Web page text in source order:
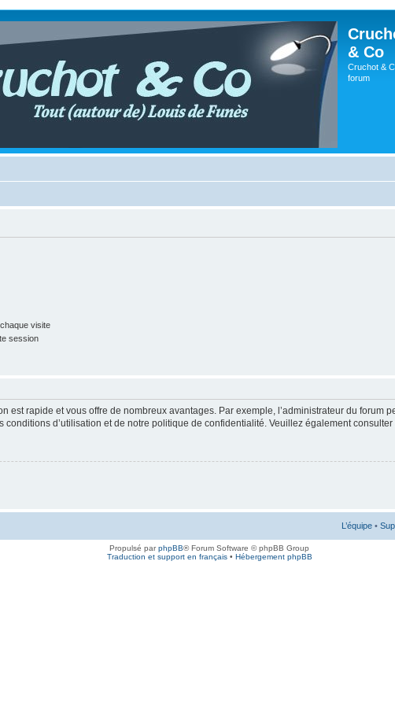
& Co
Cruchot &
forum
visite
session
est rapide et vous offre de nombreux avantages. Par exemple, l’administrateur du
d’utilisation et de notre politique de confidentialité. Veuillez également
L’équipe •
Propulsé parphpBB® Forum Software © phpBB Group
Traduction et support en français• Hébergement phpBB